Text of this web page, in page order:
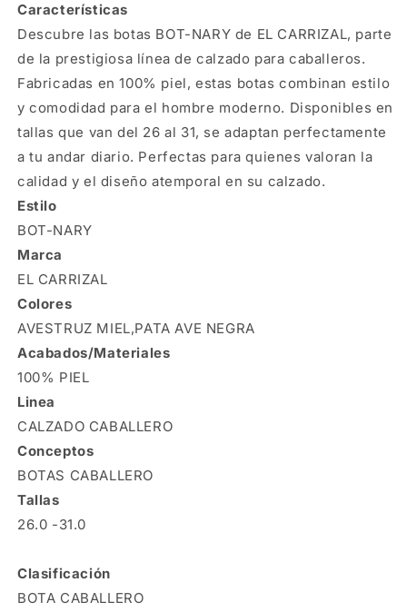
Características
Descubre las botas BOT-NARY de EL CARRIZAL, parte
de la prestigiosa línea de calzado para caballeros.
Fabricadas en 100% piel, estas botas combinan estilo
y comodidad para el hombre moderno. Disponibles en
tallas que van del 26 al 31, se adaptan perfectamente
a tu andar diario. Perfectas para quienes valoran la
calidad y el diseño atemporal en su calzado.
Estilo
BOT-NARY
Marca
EL CARRIZAL
Colores
AVESTRUZ MIEL,PATA AVE NEGRA
Acabados/Materiales
100% PIEL
Linea
CALZADO CABALLERO
Conceptos
BOTAS CABALLERO
Tallas
26.0 -31.0
Clasificación
BOTA CABALLERO